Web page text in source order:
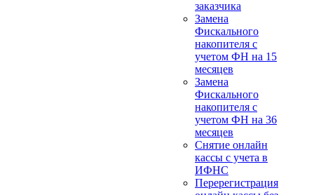
заказчика
Замена
Фискального
накопителя с
учетом ФН на 15
месяцев
Замена
Фискального
накопителя с
учетом ФН на 36
месяцев
Снятие онлайн
кассы с учета в
ИФНС
Перерегистрация